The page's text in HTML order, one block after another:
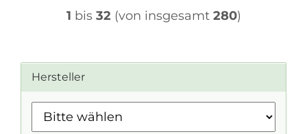
1 bis 32 (von insgesamt 280)
Hersteller